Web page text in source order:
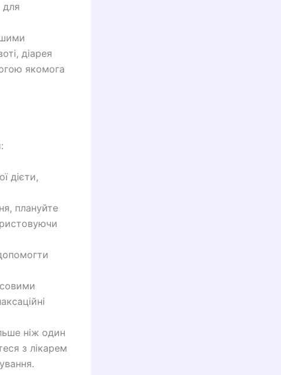
для
діарея
якомога
дієти,
плануйте
ніж один
з лікарем